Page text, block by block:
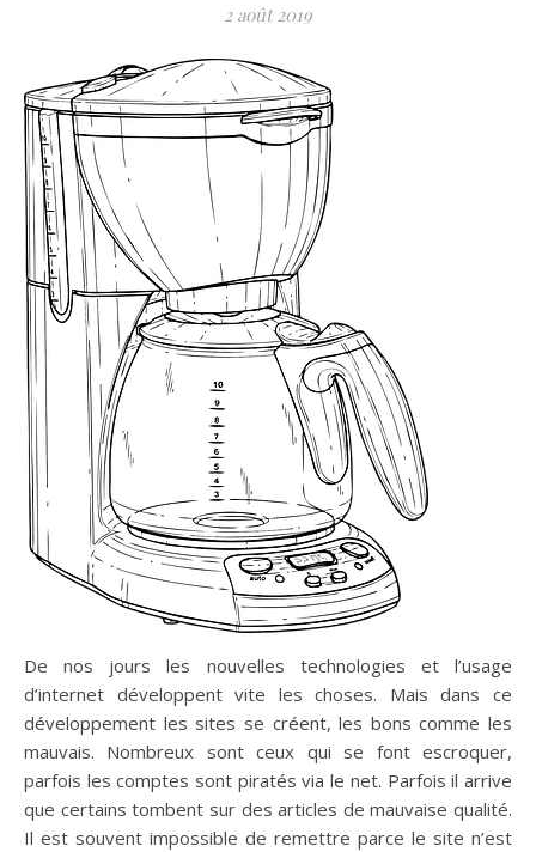
2 août 2019
De nos jours les nouvelles technologies et l’usage
d’internet développent vite les choses. Mais dans ce
développement les sites se créent, les bons comme les
mauvais. Nombreux sont ceux qui se font escroquer,
parfois les comptes sont piratés via le net. Parfois il arrive
que certains tombent sur des articles de mauvaise qualité.
Il est souvent impossible de remettre parce le site n’est